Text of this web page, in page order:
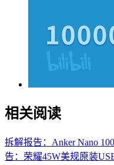
相关阅读
拆解报告：Anker Nano
告：荣耀45W美规原装